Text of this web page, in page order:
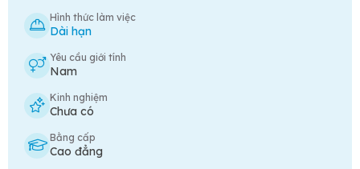
Hình thức làm việc
Dài hạn
Yêu cầu giới tính
Nam
Kinh nghiệm
Chưa có
Bằng cấp
Cao đẳng